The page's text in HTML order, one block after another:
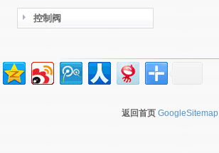
控制阀
返回首页 GoogleSitemap